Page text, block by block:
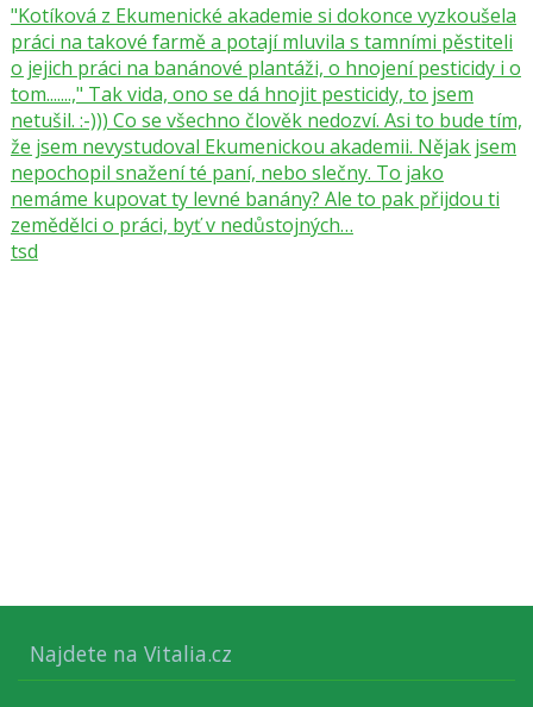
"Kotíková z Ekumenické akademie si dokonce vyzkoušela
práci na takové farmě a potají mluvila s tamními pěstiteli
o jejich práci na banánové plantáži, o hnojení pesticidy i o
tom.......," Tak vida, ono se dá hnojit pesticidy, to jsem
netušil. :-))) Co se všechno člověk nedozví. Asi to bude tím,
že jsem nevystudoval Ekumenickou akademii. Nějak jsem
nepochopil snažení té paní, nebo slečny. To jako
nemáme kupovat ty levné banány? Ale to pak přijdou ti
zemědělci o práci, byť v nedůstojných…
tsd
Najdete na Vitalia.cz